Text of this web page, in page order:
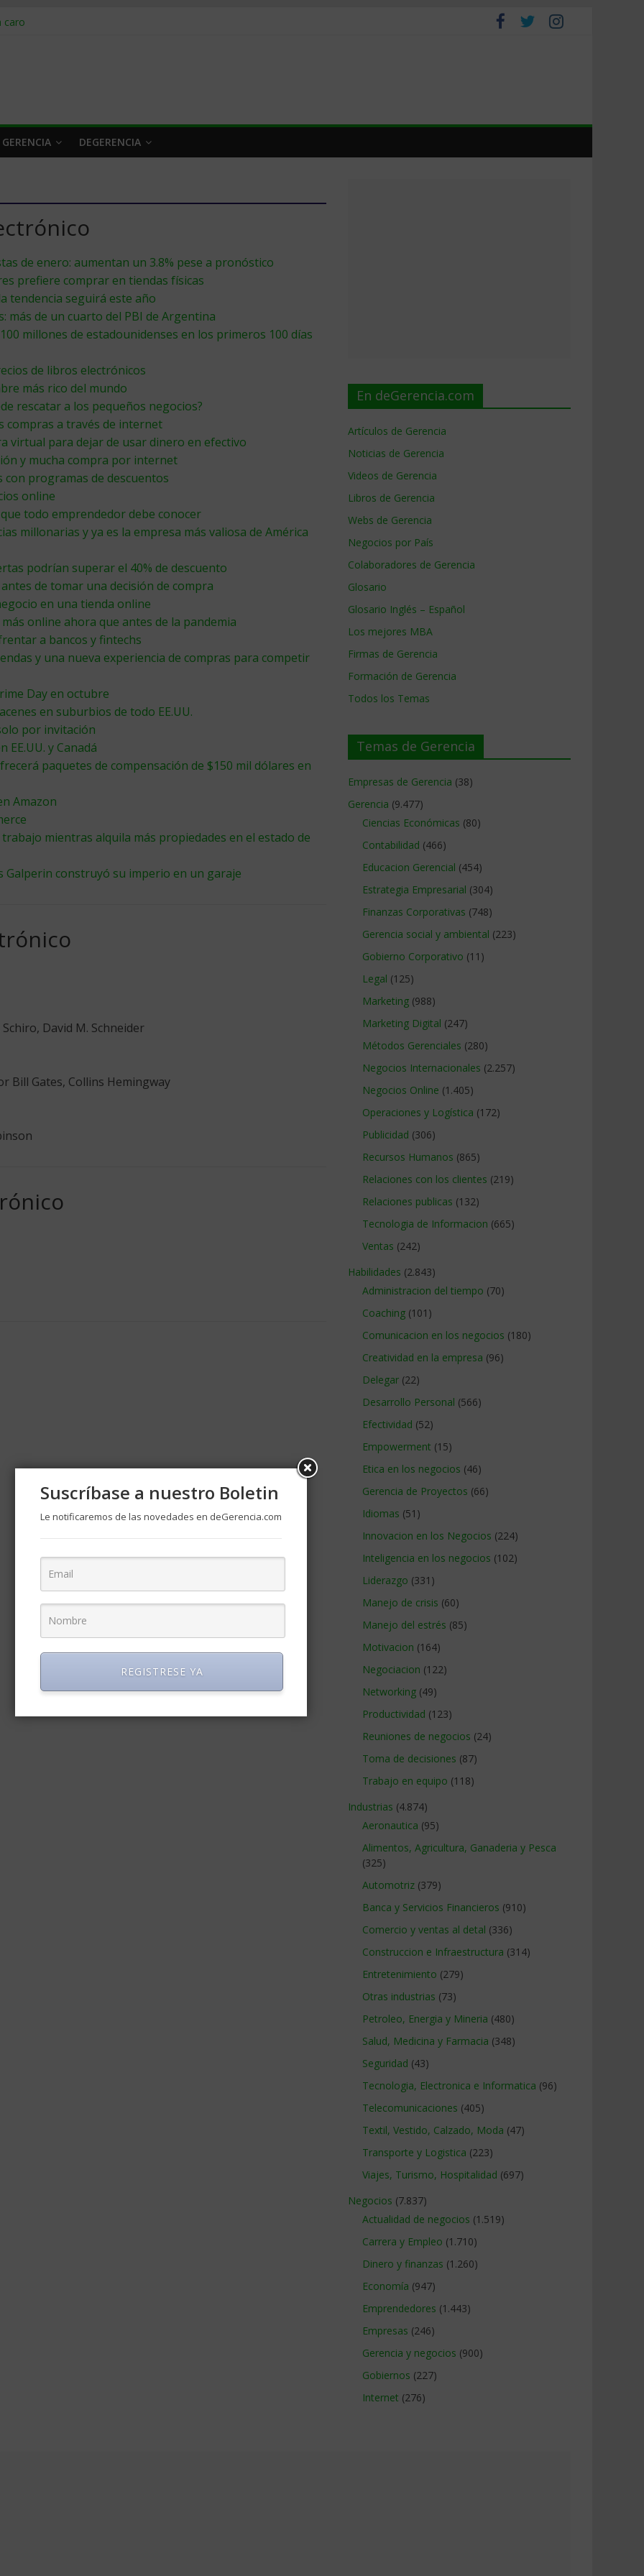
en 2026
hacer
y venderle
DEGERENCIA
de enero: aumentan un 3.8% pese a pronóstico
prefiere comprar en tiendas físicas
tendencia seguirá este año
más de un cuarto del PBI de Argentina
millones de estadounidenses en los primeros 100 días
de libros electrónicos
más rico del mundo
rescatar a los pequeños negocios?
compras a través de internet
virtual para dejar de usar dinero en efectivo
y mucha compra por internet
con programas de descuentos
online
todo emprendedor debe conocer
millonarias y ya es la empresa más valiosa de América
podrían superar el 40% de descuento
de tomar una decisión de compra
en una tienda online
online ahora que antes de la pandemia
a bancos y fintechs
y una nueva experiencia de compras para competir
Day en octubre
en suburbios de todo EE.UU.
por invitación
EE.UU. y Canadá
paquetes de compensación de $150 mil dólares en
Amazon
mientras alquila más propiedades en el estado de
Galperin construyó su imperio en un garaje
David M. Schneider
Bill Gates, Collins Hemingway
En deGerencia.com
Artículos de Gerencia
Noticias de Gerencia
Videos de Gerencia
Libros de Gerencia
Webs de Gerencia
Negocios por País
Colaboradores de Gerencia
Glosario
Glosario Inglés – Español
Los mejores MBA
Firmas de Gerencia
Formación de Gerencia
Todos los Temas
Temas de Gerencia
Empresas de Gerencia (38)
Gerencia (9.477)
Ciencias Económicas (80)
Contabilidad (466)
Educacion Gerencial (454)
Estrategia Empresarial (304)
Finanzas Corporativas (748)
Gerencia social y ambiental (223)
Gobierno Corporativo (11)
Legal (125)
Marketing (988)
Marketing Digital (247)
Métodos Gerenciales (280)
Negocios Internacionales (2.257)
Negocios Online (1.405)
Operaciones y Logística (172)
Publicidad (306)
Recursos Humanos (865)
Relaciones con los clientes (219)
Relaciones publicas (132)
Tecnologia de Informacion (665)
Ventas (242)
Habilidades (2.843)
Administracion del tiempo (70)
Coaching (101)
Comunicacion en los negocios (180)
Creatividad en la empresa (96)
Delegar (22)
Desarrollo Personal (566)
Efectividad (52)
Empowerment (15)
Etica en los negocios (46)
Gerencia de Proyectos (66)
Idiomas (51)
Innovacion en los Negocios (224)
Inteligencia en los negocios (102)
Liderazgo (331)
Manejo de crisis (60)
Manejo del estrés (85)
Motivacion (164)
Negociacion (122)
Networking (49)
Productividad (123)
Reuniones de negocios (24)
Toma de decisiones (87)
Trabajo en equipo (118)
Industrias (4.874)
Aeronautica (95)
Alimentos, Agricultura, Ganaderia y Pesca
(325)
Automotriz (379)
Banca y Servicios Financieros (910)
Comercio y ventas al detal (336)
Construccion e Infraestructura (314)
Entretenimiento (279)
Otras industrias (73)
Petroleo, Energia y Mineria (480)
Salud, Medicina y Farmacia (348)
Seguridad (43)
Tecnologia, Electronica e Informatica (96)
Telecomunicaciones (405)
Textil, Vestido, Calzado, Moda (47)
Transporte y Logistica (223)
Viajes, Turismo, Hospitalidad (697)
Negocios (7.837)
Actualidad de negocios (1.519)
Carrera y Empleo (1.710)
Dinero y finanzas (1.260)
Economía (947)
Emprendedores (1.443)
Empresas (246)
Gerencia y negocios (900)
Gobiernos (227)
Internet (276)
Suscríbase a nuestro Boletin
Le notificaremos de las novedades en deGerencia.com
REGISTRESE YA